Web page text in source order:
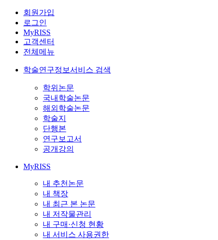
회원가입
로그인
MyRISS
고객센터
전체메뉴
학술연구정보서비스 검색
학위논문
국내학술논문
해외학술논문
학술지
단행본
연구보고서
공개강의
MyRISS
내 추천논문
내 책장
내 최근 본 논문
내 저작물관리
내 구매·신청 현황
내 서비스 사용권한